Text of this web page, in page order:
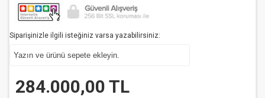
Siparişinizle ilgili isteğiniz varsa yazabilirsiniz:
284.000,00 TL